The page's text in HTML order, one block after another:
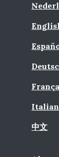
中文